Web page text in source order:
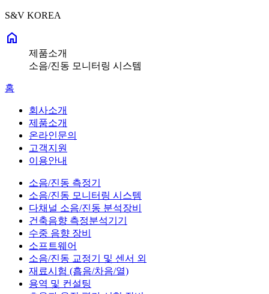
S&V KOREA
home
제품소개
소음/진동 모니터링 시스템
홈
회사소개
제품소개
온라인문의
고객지원
이용안내
소음/진동 측정기
소음/진동 모니터링 시스템
다채널 소음/진동 분석장비
건축음향 측정분석기기
수중 음향 장비
소프트웨어
소음/진동 교정기 및 센서 외
재료시험 (흡음/차음/열)
용역 및 컨설팅